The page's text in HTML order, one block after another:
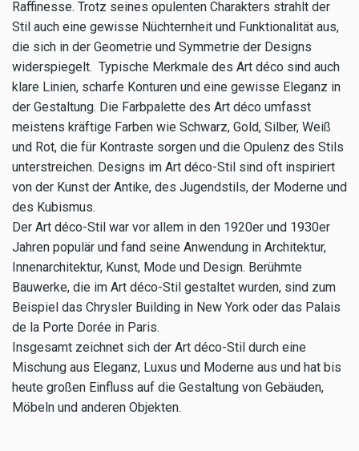
Raffinesse. Trotz seines opulenten Charakters strahlt der
Stil auch eine gewisse Nüchternheit und Funktionalität aus,
die sich in der Geometrie und Symmetrie der Designs
widerspiegelt. Typische Merkmale des Art déco sind auch
klare Linien, scharfe Konturen und eine gewisse Eleganz in
der Gestaltung. Die Farbpalette des Art déco umfasst
meistens kräftige Farben wie Schwarz, Gold, Silber, Weiß
und Rot, die für Kontraste sorgen und die Opulenz des Stils
unterstreichen. Designs im Art déco-Stil sind oft inspiriert
von der Kunst der Antike, des Jugendstils, der Moderne und
des Kubismus.
Der Art déco-Stil war vor allem in den 1920er und 1930er
Jahren populär und fand seine Anwendung in Architektur,
Innenarchitektur, Kunst, Mode und Design. Berühmte
Bauwerke, die im Art déco-Stil gestaltet wurden, sind zum
Beispiel das Chrysler Building in New York oder das Palais
de la Porte Dorée in Paris.
Insgesamt zeichnet sich der Art déco-Stil durch eine
Mischung aus Eleganz, Luxus und Moderne aus und hat bis
heute großen Einfluss auf die Gestaltung von Gebäuden,
Möbeln und anderen Objekten.